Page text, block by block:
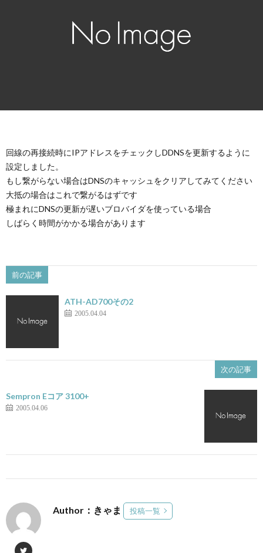
回線の再接続時にIPアドレスをチェックしDDNSを更新するように
設定しました。
もし繋がらない場合はDNSのキャッシュをクリアしてみてください
大抵の場合はこれで繋がるはずです
極まれにDNSの更新が遅いブロバイダを使っている場合
しばらく時間がかかる場合があります
前の記事
ATH-AD700その2
2005.04.04
次の記事
Sempron Eコア 3100+
2005.04.06
Author：きゃま 投稿一覧